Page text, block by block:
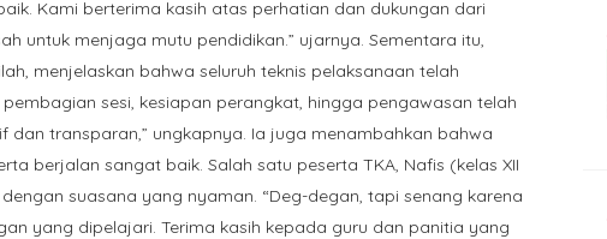
Kami berterima kasih atas perhatian dan dukungan dari
untuk menjaga mutu pendidikan.” ujarnya. Sementara itu,
menjelaskan bahwa seluruh teknis pelaksanaan telah
sesi, kesiapan perangkat, hingga pengawasan telah
dan transparan,” ungkapnya. Ia juga menambahkan bahwa
berjalan sangat baik. Salah satu peserta TKA, Nafis (kelas XII
suasana yang nyaman. “Deg-degan, tapi senang karena
yang dipelajari. Terima kasih kepada guru dan panitia yang